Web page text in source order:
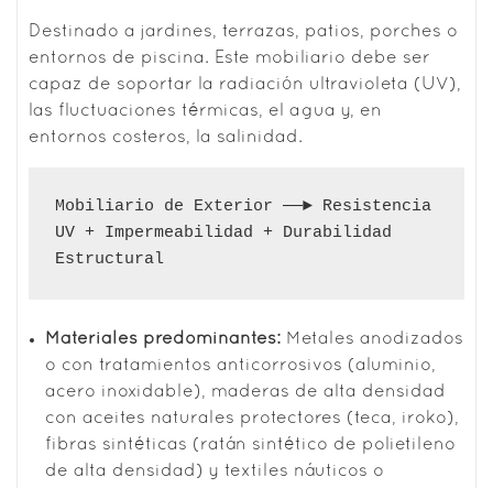
Destinado a jardines, terrazas, patios, porches o
entornos de piscina. Este mobiliario debe ser
capaz de soportar la radiación ultravioleta (UV),
las fluctuaciones térmicas, el agua y, en
entornos costeros, la salinidad.
Mobiliario de Exterior ──► Resistencia
UV + Impermeabilidad + Durabilidad
Materiales predominantes: Metales anodizados
o con tratamientos anticorrosivos (aluminio,
acero inoxidable), maderas de alta densidad
con aceites naturales protectores (teca, iroko),
fibras sintéticas (ratán sintético de polietileno
de alta densidad) y textiles náuticos o